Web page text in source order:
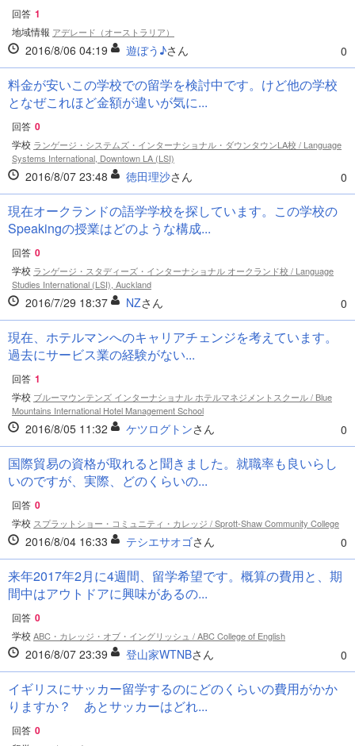
回答 1
地域情報 アデレード（オーストラリア）
2016/8/06 04:19 遊ぼう♪さん 0
料金が安いこの学校での留学を検討中です。けど他の学校
となぜこれほど金額が違いが気に...
回答 0
学校 ランゲージ・システムズ・インターナショナル・ダウンタウンLA校 / Language
Systems International, Downtown LA (LSI)
2016/8/07 23:48 徳田理沙さん 0
現在オークランドの語学学校を探しています。この学校の
Speakingの授業はどのような構成...
回答 0
学校 ランゲージ・スタディーズ・インターナショナル オークランド校 / Language
Studies International (LSI), Auckland
2016/7/29 18:37 NZさん 0
現在、ホテルマンへのキャリアチェンジを考えています。
過去にサービス業の経験がない...
回答 1
学校 ブルーマウンテンズ インターナショナル ホテルマネジメントスクール / Blue
Mountains International Hotel Management School
2016/8/05 11:32 ケツログトンさん 0
国際貿易の資格が取れると聞きました。就職率も良いらし
いのですが、実際、どのくらいの...
回答 0
学校 スプラットショー・コミュニティ・カレッジ / Sprott-Shaw Community College
2016/8/04 16:33 テシエサオゴさん 0
来年2017年2月に4週間、留学希望です。概算の費用と、期
間中はアウトドアに興味があるの...
回答 0
学校ABC・カレッジ・オブ・イングリッシュ / ABC College of English
2016/8/07 23:39 登山家WTNBさん 0
イギリスにサッカー留学するのにどのくらいの費用がかか
りますか？ あとサッカーはどれ...
回答 0